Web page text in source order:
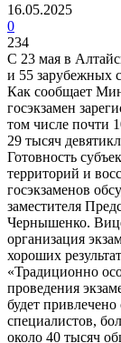
16.05.2025
0
234
С 23 мая в
и 55 зарубежных
Как сообщает
госэкзамен
том числе почти
29 тысяч
Готовность
территорий и
госэкзаменов
заместителя
Чернышенко.
организация
хороших
«Традиционно
проведения
будет
специалистов,
около 40 тысяч